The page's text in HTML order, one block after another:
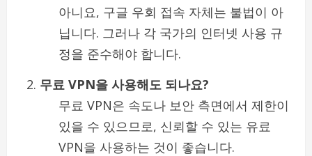
아니요, 구글 우회 접속 자체는 불법이 아
닙니다. 그러나 각 국가의 인터넷 사용 규
정을 준수해야 합니다.
무료 VPN을 사용해도 되나요?
무료 VPN은 속도나 보안 측면에서 제한이
있을 수 있으므로, 신뢰할 수 있는 유료
VPN을 사용하는 것이 좋습니다.